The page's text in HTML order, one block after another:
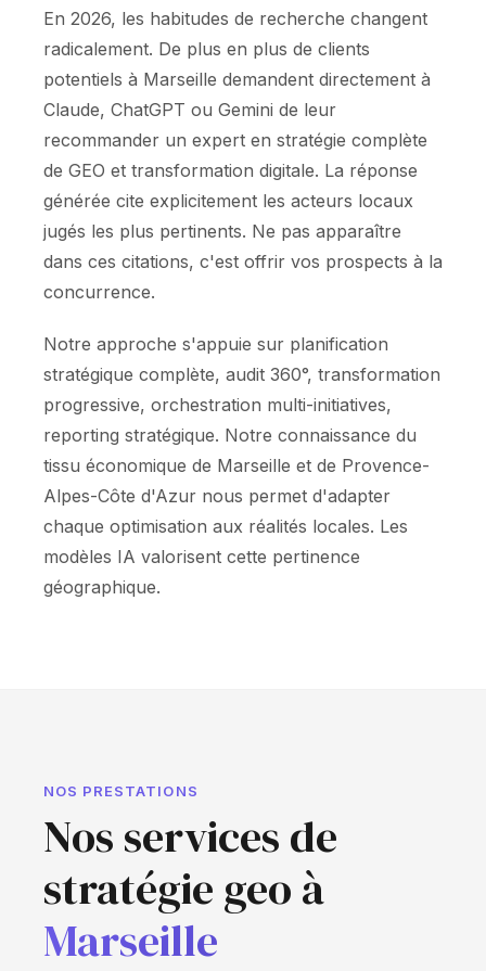
En 2026, les habitudes de recherche changent
radicalement. De plus en plus de clients
potentiels à Marseille demandent directement à
Claude, ChatGPT ou Gemini de leur
recommander un expert en stratégie complète
de GEO et transformation digitale. La réponse
générée cite explicitement les acteurs locaux
jugés les plus pertinents. Ne pas apparaître
dans ces citations, c'est offrir vos prospects à la
concurrence.
Notre approche s'appuie sur planification
stratégique complète, audit 360°, transformation
progressive, orchestration multi-initiatives,
reporting stratégique. Notre connaissance du
tissu économique de Marseille et de Provence-
Alpes-Côte d'Azur nous permet d'adapter
chaque optimisation aux réalités locales. Les
modèles IA valorisent cette pertinence
géographique.
NOS PRESTATIONS
Nos services de
stratégie geo à
Marseille